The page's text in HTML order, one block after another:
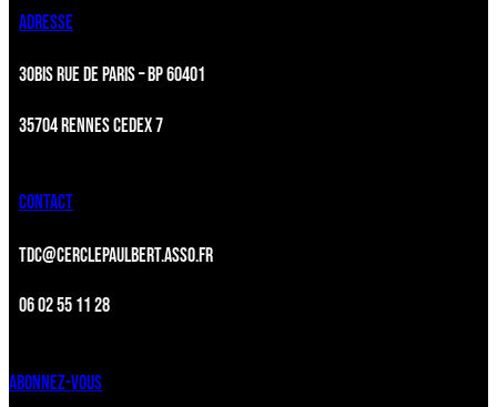
ADRESSE
30BIS RUE DE PARIS – BP 60401
35704 RENNES CEDEX 7
CONTACT
TDC@CERCLEPAULBERT.ASSO.FR
06 02 55 11 28
ABONNEZ-VOUS